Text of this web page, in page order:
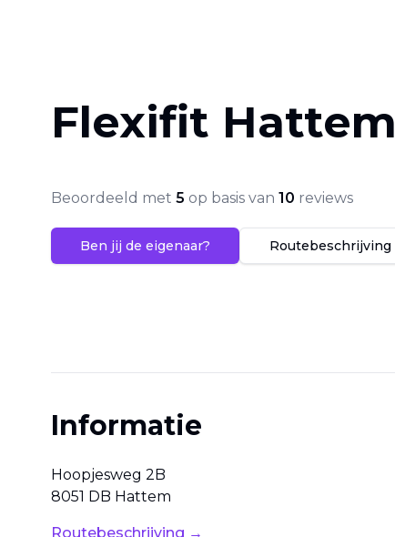
Flexifit Hattem
Beoordeeld met 5 op basis van 10 reviews
Ben jij de eigenaar? Routebeschrijving
Informatie
Hoopjesweg 2B
8051 DB Hattem
Routebeschrijving →